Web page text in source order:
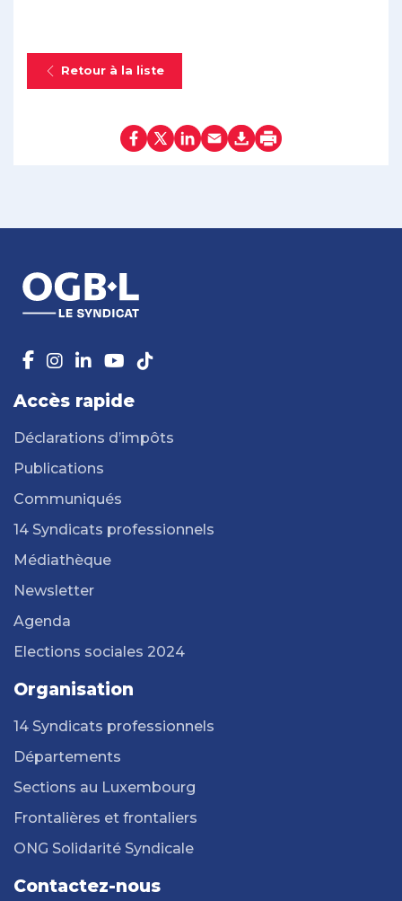
Retour à la liste
Accès rapide
Déclarations d’impôts
Publications
Communiqués
14 Syndicats professionnels
Médiathèque
Newsletter
Agenda
Elections sociales 2024
Organisation
14 Syndicats professionnels
Départements
Sections au Luxembourg
Frontalières et frontaliers
ONG Solidarité Syndicale
Contactez-nous